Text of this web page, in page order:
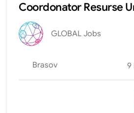
Coordonator Resurse
GLOBAL Jobs
Brasov 9